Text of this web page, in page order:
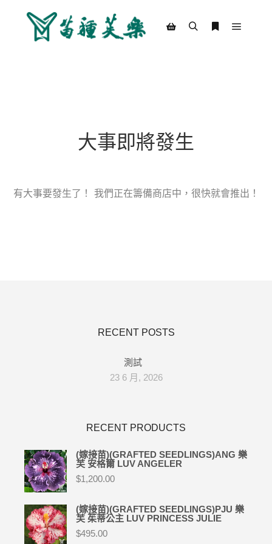
大事即將發生
有大事要發生了！ 我們正在籌備商店中，很快就會推出！
RECENT POSTS
測試
23 6 月, 2026
RECENT PRODUCTS
(嫁接苗)(GRAFTED SEEDLINGS)ANG 樂
芙 安格爾 LUV ANGELER
$1,200.00
(嫁接苗)(GRAFTED SEEDLINGS)PJU 樂
芙 茱蒂公主 LUV PRINCESS JULIE
$495.00